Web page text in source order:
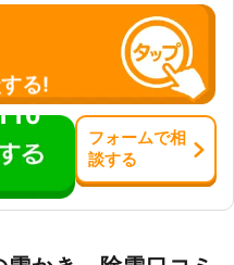
る!
フォームで相
談する